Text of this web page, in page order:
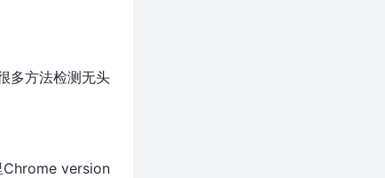
多方法检测无头
Chrome version